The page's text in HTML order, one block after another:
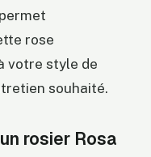
rose
votre style de
souhaité.
rosier Rosa